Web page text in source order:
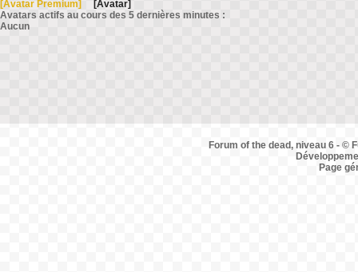
[Avatar Premium]
[Avatar]
Avatars actifs au cours des 5 dernières minutes :
Aucun
Forum of the dead, niveau 6 - ©
Page